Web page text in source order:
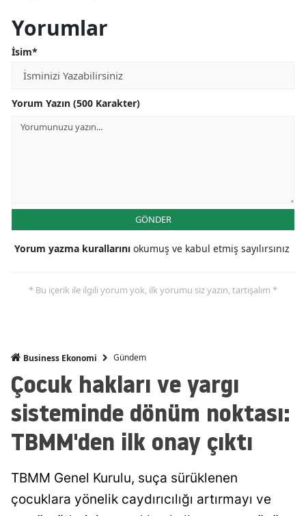
Yorumlar
İsim*
Yorum Yazın (500 Karakter)
GÖNDER
Yorum yazma kurallarını okumuş ve kabul etmiş sayılırsınız
* Bu içerik ile ilgili yorum yok, ilk yorumu siz yazın, tartışalım *
Business Ekonomi Gündem
Çocuk hakları ve yargı
sisteminde dönüm noktası:
TBMM'den ilk onay çıktı
TBMM Genel Kurulu, suça sürüklenen
çocuklara yönelik caydırıcılığı artırmayı ve